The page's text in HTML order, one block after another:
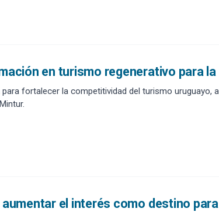
en turismo regenerativo para la
fortalecer la competitividad del turismo uruguayo,
el interés como destino